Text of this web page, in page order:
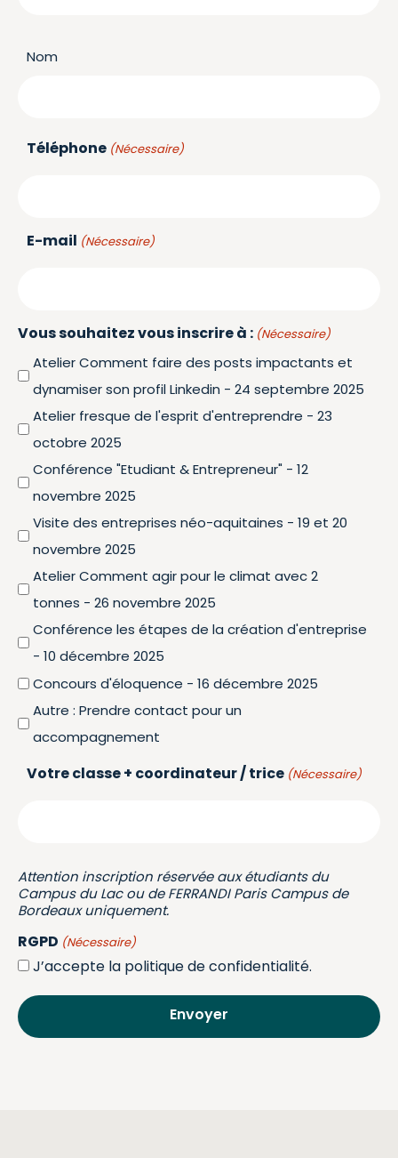
Nom
Téléphone (Nécessaire)
E-mail (Nécessaire)
Vous souhaitez vous inscrire à : (Nécessaire)
Atelier Comment faire des posts impactants et
dynamiser son profil Linkedin - 24 septembre 2025
Atelier fresque de l'esprit d'entreprendre - 23
octobre 2025
Conférence "Etudiant & Entrepreneur" - 12
novembre 2025
Visite des entreprises néo-aquitaines - 19 et 20
novembre 2025
Atelier Comment agir pour le climat avec 2
tonnes - 26 novembre 2025
Conférence les étapes de la création d'entreprise
- 10 décembre 2025
Concours d'éloquence - 16 décembre 2025
Autre : Prendre contact pour un
accompagnement
Votre classe + coordinateur / trice (Nécessaire)
Attention inscription réservée aux étudiants du
Campus du Lac ou de FERRANDI Paris Campus de
Bordeaux uniquement.
RGPD (Nécessaire)
J’accepte la politique de confidentialité.